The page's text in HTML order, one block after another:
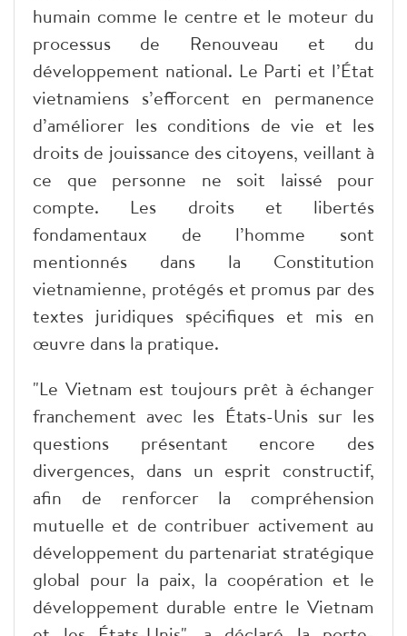
humain comme le centre et le moteur du
processus de Renouveau et du
développement national. Le Parti et l’État
vietnamiens s’efforcent en permanence
d’améliorer les conditions de vie et les
droits de jouissance des citoyens, veillant à
ce que personne ne soit laissé pour
compte. Les droits et libertés
fondamentaux de l’homme sont
mentionnés dans la Constitution
vietnamienne, protégés et promus par des
textes juridiques spécifiques et mis en
œuvre dans la pratique.
"Le Vietnam est toujours prêt à échanger
franchement avec les États-Unis sur les
questions présentant encore des
divergences, dans un esprit constructif,
afin de renforcer la compréhension
mutuelle et de contribuer activement au
développement du partenariat stratégique
global pour la paix, la coopération et le
développement durable entre le Vietnam